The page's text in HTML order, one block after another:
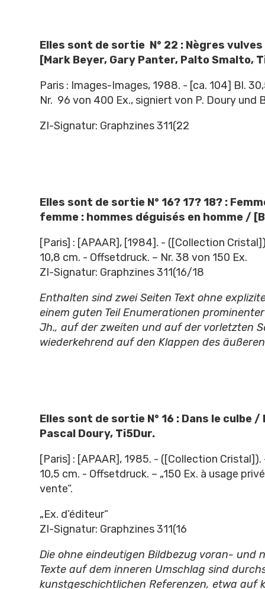
Elles sont de sortie N° 22 : Nègres
[Mark Beyer, Gary Panter, Palto Smalto,
Paris : Images-Images, 1988. - [ca. 104] Bl.
Nr. 96 von 400 Ex., signiert von P. Doury und
ZI-Signatur: Graphzines 311(22
Elles sont de sortie N° 16? 17? 18? :
femme : hommes déguisés en homme /
[Paris] : [APAAR], [1984]. - ([Collection
10,8 cm. - Offsetdruck. – Nr. 38 von 150 Ex.
ZI-Signatur: Graphzines 311(16/18
Enthalten sind zwei Seiten Text ohne
einem guten Teil Enumerationen
Jh., auf der zweiten und auf der vorletzten
wiederkehrend auf den Klappen des
Elles sont de sortie N° 16 : Dans le culbe
Pascal Doury, Ti5Dur.
[Paris] : [APAAR], 1985. - ([Collection Cristal]).
10,5 cm. - Offsetdruck. – „150 Ex. à usage
vente“.
„Ex. d’éditeur“
ZI-Signatur: Graphzines 311(16
Die ohne eindeutigen Bildbezug voran- und
Texte auf dem inneren Umschlag sind
kunstgeschichtlichen Referenzen, etwa auf